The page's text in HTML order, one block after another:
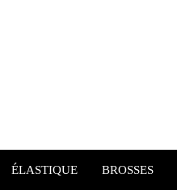
ÉLASTIQUE BROSSES